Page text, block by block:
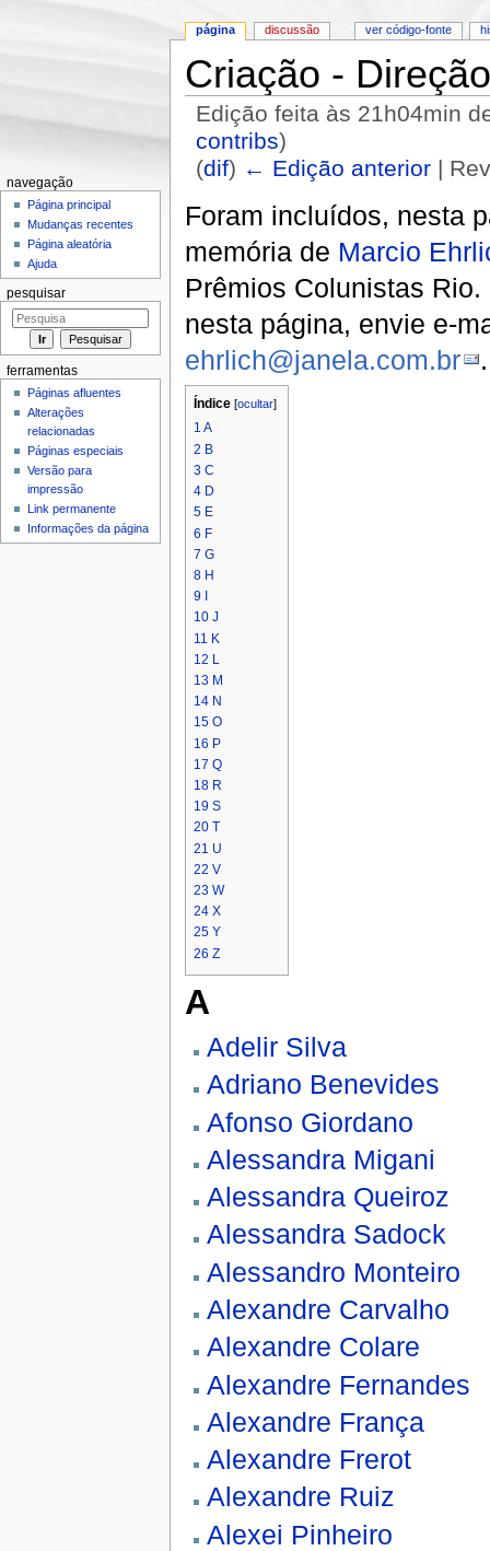
Criação -
Edição feita às 21h04min
contribs)
(dif) ← Edição anterior |
Foram incluídos, nesta
memória de Marcio
Prêmios Colunistas
nesta página, envie e-
ehrlich@janela.com.br
.
Índice[ocultar]
1 A
2 B
3 C
4 D
5 E
6 F
7 G
8 H
9
10 J
11 K
12 L
13 M
14 N
15 O
16 P
17 Q
18 R
19 S
20 T
21 U
22 V
23 W
24 X
25 Y
26 Z
A
Adelir Silva
Adriano Benevides
Afonso Giordano
Alessandra Migani
Alessandra Queiroz
Alessandra Sadock
Alessandro Monteiro
Alexandre Carvalho
Alexandre Colare
Alexandre Fernandes
Alexandre França
Alexandre Frerot
Alexandre Ruiz
Alexei Pinheiro
página discussão ver código-fonte
navegação
Página principal
Mudanças recentes
Página aleatória
Ajuda
pesquisar
ferramentas
Páginas afluentes
Alterações
relacionadas
Páginas especiais
Versão para
impressão
Link permanente
Informações da página